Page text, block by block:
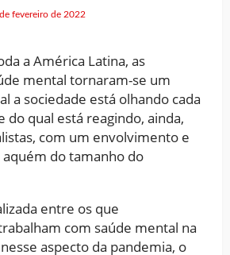
fevereiro de 2022
a América Latina, as
mental tornaram-se um
a sociedade está olhando cada
do qual está reagindo, ainda,
com um envolvimento e
do tamanho do
entre os que
com saúde mental na
aspecto da pandemia, o